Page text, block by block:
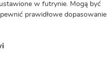
w futrynie. Mogą być
prawidłowe dopasowanie